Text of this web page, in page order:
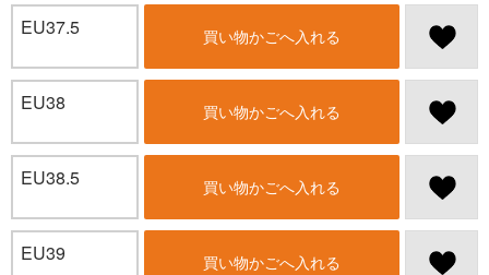
EU37.5 買い物かごへ入れる
EU38 買い物かごへ入れる
EU38.5 買い物かごへ入れる
EU39 買い物かごへ入れる